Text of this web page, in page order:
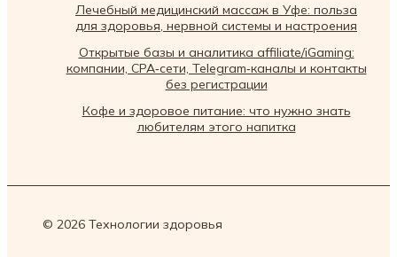
Лечебный медицинский массаж в Уфе: польза
для здоровья, нервной системы и настроения
Открытые базы и аналитика affiliate/iGaming:
компании, CPA‑сети, Telegram‑каналы и контакты
без регистрации
Кофе и здоровое питание: что нужно знать
любителям этого напитка
© 2026 Технологии здоровья